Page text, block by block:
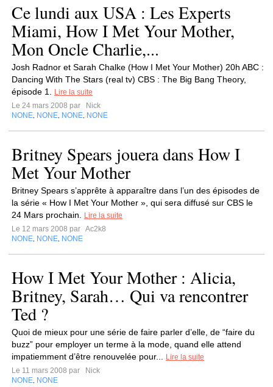
Ce lundi aux USA : Les Experts
Miami, How I Met Your Mother,
Mon Oncle Charlie,...
Josh Radnor et Sarah Chalke (How I Met Your Mother) 20h ABC :
Dancing With The Stars (real tv) CBS : The Big Bang Theory,
épisode 1.
Lire la suite
Le 24 mars 2008 par
Nick
NONE NONE NONE NONE
Britney Spears jouera dans How I
Met Your Mother
Britney Spears s’apprête à apparaître dans l’un des épisodes de
la série « How I Met Your Mother », qui sera diffusé sur CBS le
24 Mars prochain.
Lire la suite
Le 12 mars 2008 par Ac2k8
NONE NONE NONE
How I Met Your Mother : Alicia,
Britney, Sarah… Qui va rencontrer
Ted ?
Quoi de mieux pour une série de faire parler d’elle, de “faire du
buzz” pour employer un terme à la mode, quand elle attend
impatiemment d’être renouvelée pour...
Lire la suite
Le 11 mars 2008 par
Nick
NONE NONE